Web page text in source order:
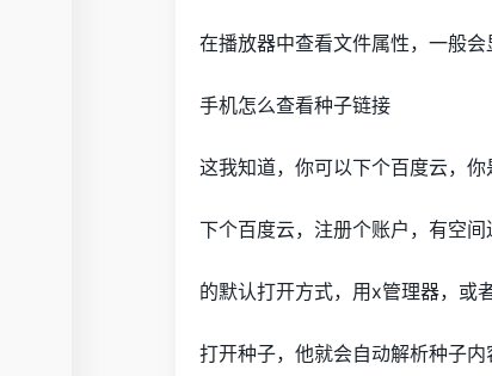
在播放器中查看文件属性，一般
手机怎么查看种子链接
这我知道，你可以下个百度云，你
下个百度云，注册个账户，有空
的默认打开方式，用x管理器，或
打开种子，他就会自动解析种子